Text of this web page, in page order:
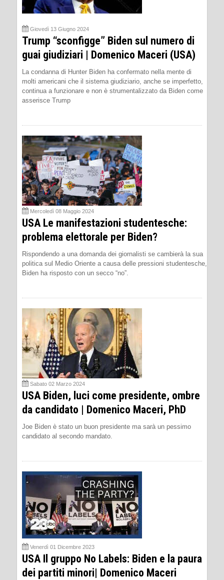
Giovedì 13 Giugno 2024
Trump “sconfigge” Biden sul numero di
guai giudiziari | Domenico Maceri (USA)
La condanna di Hunter Biden ha confermato nella mente di
molti americani che il sistema giudiziario, anche se imperfetto,
continua a funzionare e non è strumentalizzato da Biden come
asserisce Trump
Mercoledì 08 Maggio 2024
USA Le manifestazioni studentesche:
problema elettorale per Biden?
Rispondendo a una domanda dei giornalisti se cambierà la sua
politica sul Medio Oriente a causa delle pressioni studentesche,
Biden ha risposto con un secco “no”.
Sabato 02 Marzo 2024
USA Biden, luci come presidente, ombre
da candidato | Domenico Maceri, PhD
Joe Biden è stato un buon presidente ma sarà un pessimo
candidato al secondo mandato.
Venerdì 01 Dicembre 2023
USA Il gruppo No Labels: Biden e la paura
dei partiti minori| Domenico Maceri